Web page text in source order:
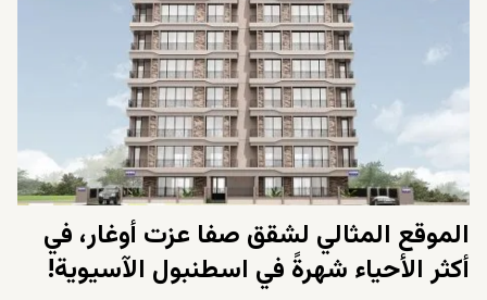
الموقع المثالي لشقق صفا عزت أوغار، في
أكثر الأحياء شهرةً في اسطنبول الآسيوية!